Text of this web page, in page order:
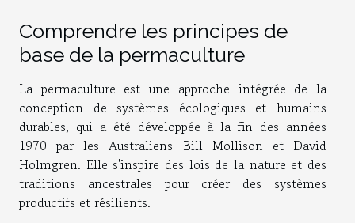
Comprendre les principes de
base de la permaculture
La permaculture est une approche intégrée de la
conception de systèmes écologiques et humains
durables, qui a été développée à la fin des années
1970 par les Australiens Bill Mollison et David
Holmgren. Elle s'inspire des lois de la nature et des
traditions ancestrales pour créer des systèmes
productifs et résilients.